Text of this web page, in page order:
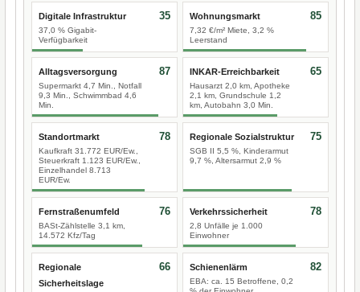
Digitale Infrastruktur
37,0 % Gigabit-
Verfügbarkeit
35 Wohnungsmarkt
7,32 €/m² Miete, 3,2 %
Leerstand
85
Alltagsversorgung
Supermarkt 4,7 Min., Notfall
9,3 Min., Schwimmbad 4,6
Min.
87 INKAR-Erreichbarkeit
Hausarzt 2,0 km, Apotheke
2,1 km, Grundschule 1,2
km, Autobahn 3,0 Min.
65
Standortmarkt
Kaufkraft 31.772 EUR/Ew.,
Steuerkraft 1.123 EUR/Ew.,
Einzelhandel 8.713
EUR/Ew.
78 Regionale Sozialstruktur
SGB II 5,5 %, Kinderarmut
9,7 %, Altersarmut 2,9 %
75
Fernstraßenumfeld
BASt-Zählstelle 3,1 km,
14.572 Kfz/Tag
76 Verkehrssicherheit
2,8 Unfälle je 1.000
Einwohner
78
Regionale
Sicherheitslage
66 Schienenlärm
EBA: ca. 15 Betroffene, 0,2
82